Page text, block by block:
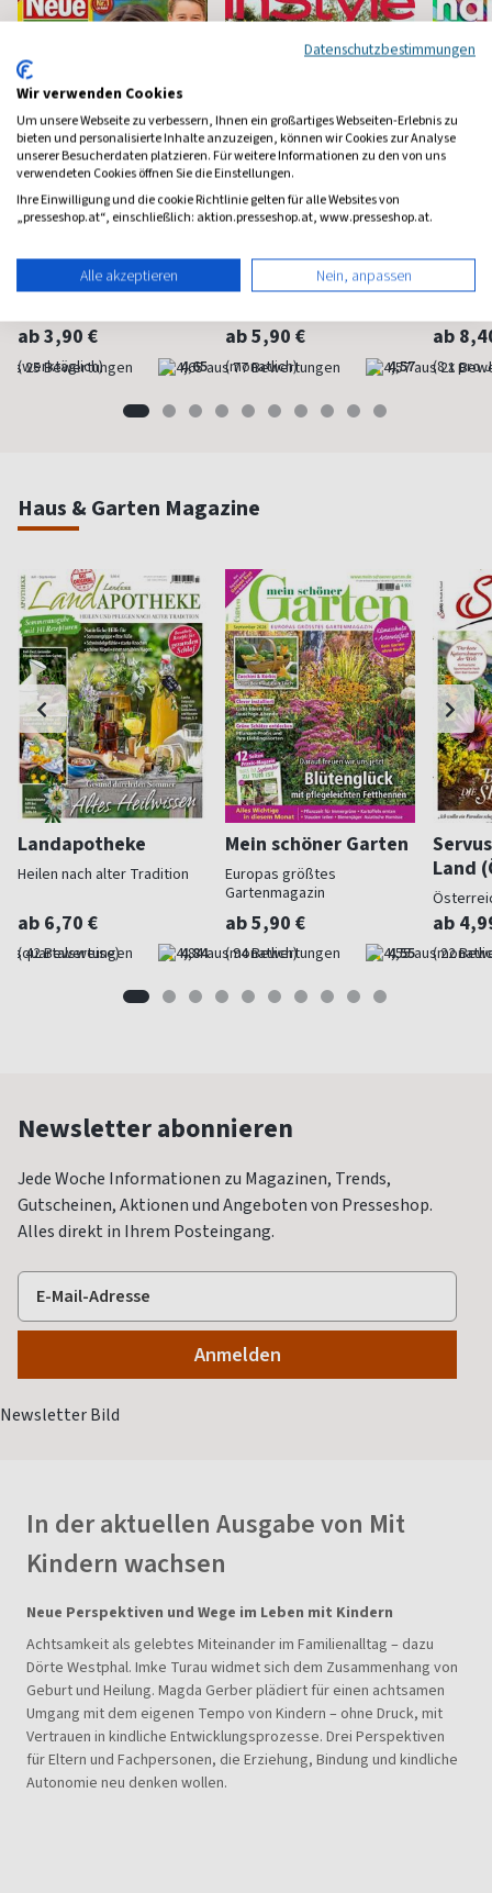
Neue Post
Frauen-Unterhaltung
ab 3,90 €
(werktäglich) 4,65
Instyle
Fashion, Beauty, Lifestyle &
ab 5,90 €
(monatlich) 4,57
ab
(8 x pro
Haus & Garten Magazine
Landapotheke
Heilen nach alter Tradition
ab 6,70 €
(quartalsweise) 4,84
Mein schöner Garten
Europas größtes
Gartenmagazin
ab 5,90 €
(monatlich) 4,55
Land
ab
Newsletter abonnieren
Jede Woche Informationen zu Magazinen, Trends,
Gutscheinen, Aktionen und Angeboten von Presseshop.
Alles direkt in Ihrem Posteingang.
In der aktuellen Ausgabe von Mit
Kindern wachsen
Neue Perspektiven und Wege im Leben mit Kindern
Achtsamkeit als gelebtes Miteinander im Familienalltag – dazu
Dörte Westphal. Imke Turau widmet sich dem Zusammenhang von
Geburt und Heilung. Magda Gerber plädiert für einen achtsamen
Umgang mit dem eigenen Tempo von Kindern – ohne Druck, mit
Vertrauen in kindliche Entwicklungsprozesse. Drei Perspektiven
für Eltern und Fachpersonen, die Erziehung, Bindung und kindliche
Autonomie neu denken wollen.
Datenschutzbestimmungen
Wir verwenden Cookies
Um unsere Webseite zu verbessern, Ihnen ein großartiges Webseiten-Erlebnis zu
bieten und personalisierte Inhalte anzuzeigen, können wir Cookies zur Analyse
unserer Besucherdaten platzieren. Für weitere Informationen zu den von uns
verwendeten Cookies öffnen Sie die Einstellungen.
Ihre Einwilligung und die cookie Richtlinie gelten für alle Websites von
„presseshop.at“, einschließlich: aktion.presseshop.at, www.presseshop.at.
Alle akzeptieren Nein, anpassen